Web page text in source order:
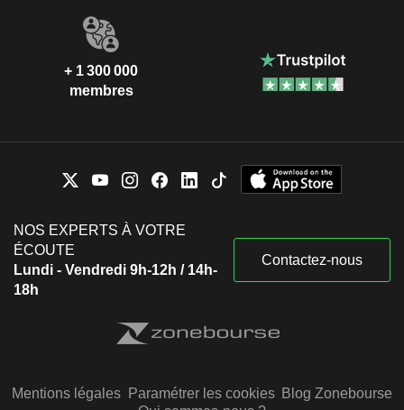
+ 1 300 000
membres
NOS EXPERTS À VOTRE
ÉCOUTE
Lundi - Vendredi 9h-12h / 14h-
18h
Contactez-nous
Mentions légales Paramétrer les cookies Blog Zonebourse